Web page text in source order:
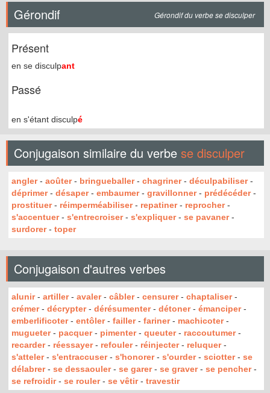
Gérondif Gérondif du verbe se disculper
Présent
en se disculpant
Passé
en s'étant disculpé
Conjugaison similaire du verbe se disculper
angler- aoûter- bringueballer- chagriner- déculpabiliser-
déprimer- désaper- embaumer- gravillonner- prédécéder-
prostituer- réimperméabiliser- repatiner- reprocher-
s'accentuer- s'entrecroiser- s'expliquer- se pavaner-
surdorer- toper
Conjugaison d'autres verbes
alunir- artiller- avaler- câbler- censurer- chaptaliser-
crémer- décrypter- dérésumenter- détoner- émanciper-
emberlificoter- entôler- failler- fariner- machicoter-
mugueter- pacquer- pimenter- queuter- raccoutumer-
recarder- réessayer- refouler- réinjecter- reluquer-
s'atteler- s'entraccuser- s'honorer- s'ourder- sciotter- se
délabrer- se dessaouler- se garer- se graver- se pencher-
se refroidir- se rouler- se vêtir- travestir